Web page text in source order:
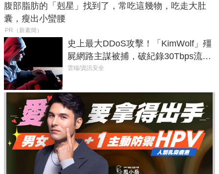
腹部脂肪的「剋星」找到了，常吃這幾物，吃走大肚
囊，瘦出小蠻腰
PR（新素簡）
史上最大DDoS攻擊！「KimWolf」殭
屍網路主謀被捕，破紀錄30Tbps流量
癱瘓全球！
雲端/資訊安全